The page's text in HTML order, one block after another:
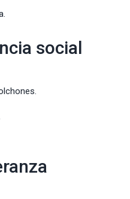
social